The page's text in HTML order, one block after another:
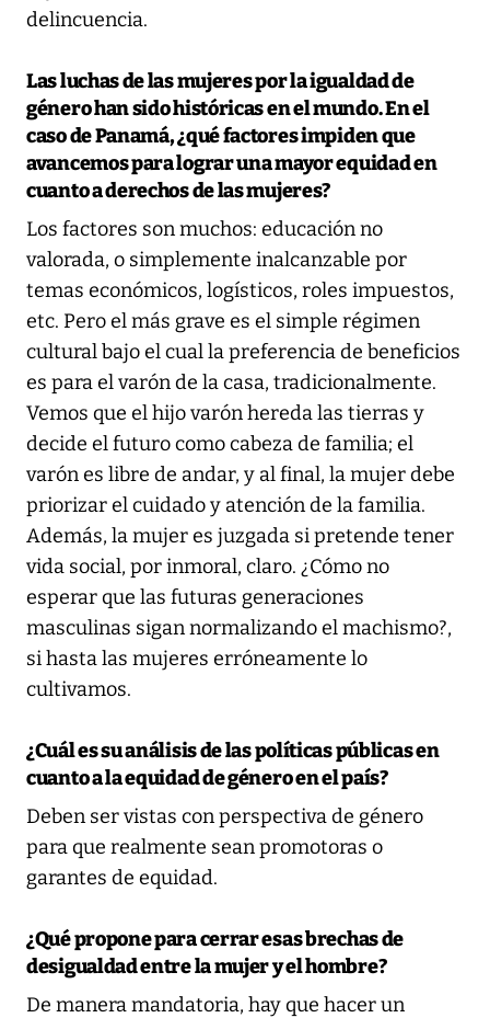
delincuencia.
Las luchas de las mujeres por la igualdad de
género han sido históricas en el mundo. En el
caso de Panamá, ¿qué factores impiden que
avancemos para lograr una mayor equidad en
cuanto a derechos de las mujeres?
Los factores son muchos: educación no
valorada, o simplemente inalcanzable por
temas económicos, logísticos, roles impuestos,
etc. Pero el más grave es el simple régimen
cultural bajo el cual la preferencia de beneficios
es para el varón de la casa, tradicionalmente.
Vemos que el hijo varón hereda las tierras y
decide el futuro como cabeza de familia; el
varón es libre de andar, y al final, la mujer debe
priorizar el cuidado y atención de la familia.
Además, la mujer es juzgada si pretende tener
vida social, por inmoral, claro. ¿Cómo no
esperar que las futuras generaciones
masculinas sigan normalizando el machismo?,
si hasta las mujeres erróneamente lo
cultivamos.
¿Cuál es su análisis de las políticas públicas en
cuanto a la equidad de género en el país?
Deben ser vistas con perspectiva de género
para que realmente sean promotoras o
garantes de equidad.
¿Qué propone para cerrar esas brechas de
desigualdad entre la mujer y el hombre?
De manera mandatoria, hay que hacer un